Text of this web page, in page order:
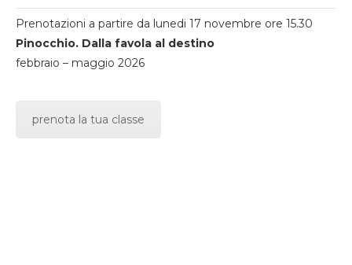
Prenotazioni a partire da lunedi 17 novembre ore 15.30
Pinocchio. Dalla favola al destino
febbraio – maggio 2026
prenota la tua classe